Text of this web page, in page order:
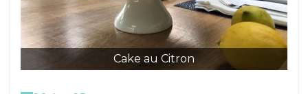
Cake au Citron